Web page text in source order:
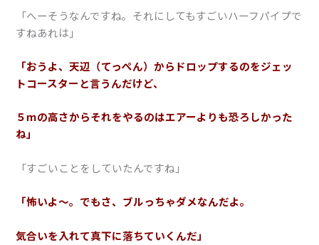
「へーそうなんですね。それにしてもすごいハーフパイプで
すねあれは」
「おうよ、天辺（てっぺん）からドロップするのをジェッ
トコースターと言うんだけど、
５ｍの高さからそれをやるのはエアーよりも恐ろしかった
ね」
「すごいことをしていたんですね」
「怖いよ〜。でもさ、ブルっちゃダメなんだよ。
気合いを入れて真下に落ちていくんだ」